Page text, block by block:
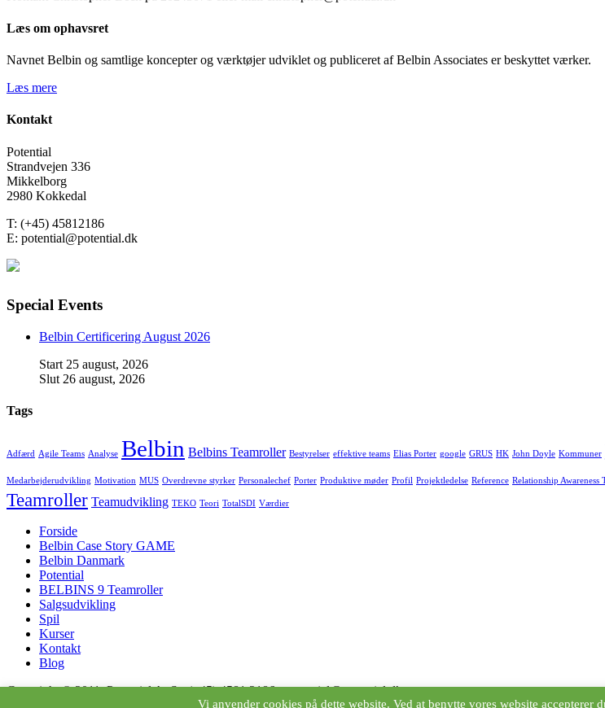
Læs om ophavsret
Navnet Belbin og samtlige koncepter og værktøjer udviklet og publiceret af Belbin Associates er beskyttet værker.
Læs mere
Kontakt
Potential
Strandvejen 336
Mikkelborg
2980 Kokkedal
T: (+45) 45812186
E: potential@potential.dk
Special Events
Belbin Certificering August 2026
Start 25 august, 2026
Slut 26 august, 2026
Tags
Adfærd Agile Teams Analyse Belbin Belbins Teamroller Bestyrelser effektive teams Elias Porter google GRUS HK John Doyle Kommuner
Medarbejderudvikling Motivation MUS Overdrevne styrker Personalechef Porter Produktive møder Profil Projektledelse Reference Relationship Awareness
Teamroller Teamudvikling TEKO Teori TotalSDI Værdier
Forside
Belbin Case Story GAME
Belbin Danmark
Potential
BELBINS 9 Teamroller
Salgsudvikling
Spil
Kurser
Kontakt
Blog
Copyright © 2011, Potential ApS - (+45) 4581 2186 - potential@potential.dk
Vi anvender cookies på dette website. Ved at benytte vores website accepterer